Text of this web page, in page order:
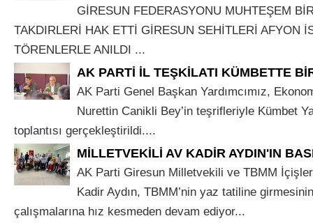
GİRESUN FEDERASYONU MUHTEŞEM
TAKDIRLERİ HAK ETTİ GİRESUN SEHİTLERİ AFYON
TÖRENLERLE ANILDI ...
AK PARTİ İL TEŞKİLATI KÜMBETTE
AK Parti Genel Başkan Yardımcımız,
Nurettin Canikli Bey’in teşrifleriyle Kümbet
toplantısı gerçekleştirildi....
MİLLETVEKİLİ AV KADİR AYDIN'IN
AK Parti Giresun Milletvekili ve TBMM
Kadir Aydın, TBMM’nin yaz tatiline
çalışmalarına hız kesmeden devam ediyor...